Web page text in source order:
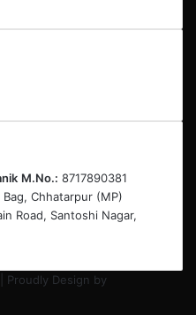
M.No.: 8717890381
Bag, Chhatarpur (MP)
Road, Santoshi Nagar,
Proudly Design by